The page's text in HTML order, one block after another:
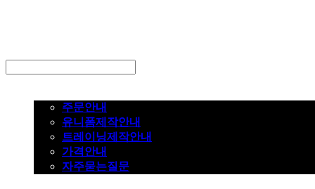
주문안내
유니폼제작안내
트레이닝제작안내
가격안내
자주묻는질문